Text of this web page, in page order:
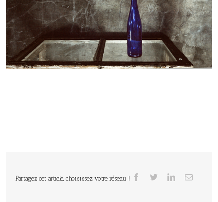
Partagez cet article, choisissez votre réseau !